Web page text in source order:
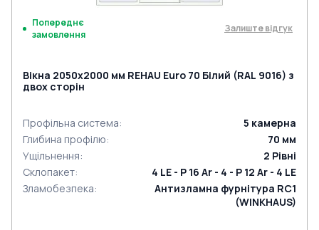
Попереднє
замовлення
Залиште відгук
Вікна 2050x2000 мм REHAU Euro 70 Білий (RAL 9016) з
двох сторін
Профільна система: 5 камерна
Глибина профілю: 70 мм
Ущільнення: 2 Рівні
Склопакет:
4 LE - P 16 Ar - 4 - P 12 Ar - 4 LE
Зламобезпека:
Антизламна фурнітура RC1
(WINKHAUS)